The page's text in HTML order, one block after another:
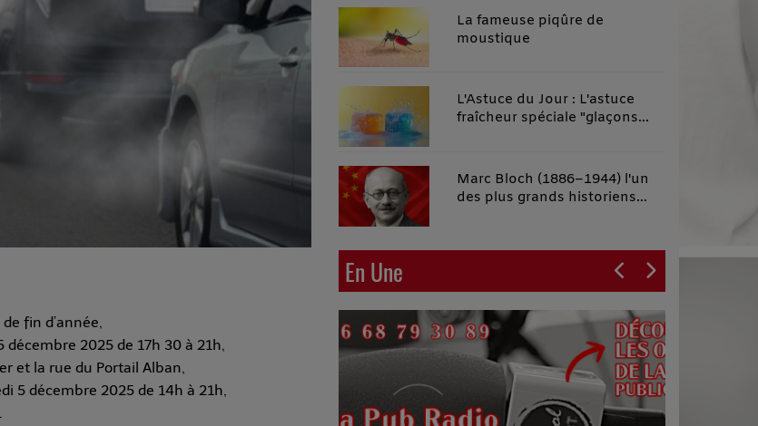
fin d’année,
2025 de 17h 30 à 21h,
et la rue du Portail Alban,
5 décembre 2025 de 14h à 21h,
La fameuse piqûre de
moustique
L'Astuce du Jour : L'astuce
fraîcheur spéciale "glaçons
Marc Bloch (1886–1944) l'un
des plus grands historiens
En Une